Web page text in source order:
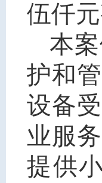
伍仟
本
护和
设备
业服
提供